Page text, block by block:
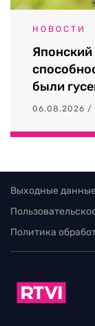
НОВОСТИ
были
06.08.2026 /
Выходные
Политика